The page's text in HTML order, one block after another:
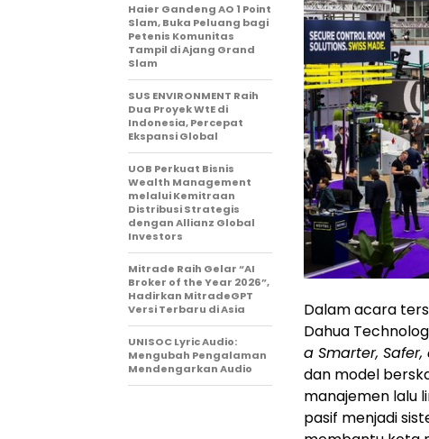
Dalam acara
Dahua
a Smarter,
dan model
manajemen lalu
pasif menjadi
Haier Gandeng AO 1 Point
Slam, Buka Peluang bagi
Petenis Komunitas
Tampil di Ajang Grand
Slam
SUS ENVIRONMENT Raih
Dua Proyek WtE di
Indonesia, Percepat
Ekspansi Global
UOB Perkuat Bisnis
Wealth Management
melalui Kemitraan
Distribusi Strategis
dengan Allianz Global
Investors
Mitrade Raih Gelar “AI
Broker of the Year 2026”,
Hadirkan MitradeGPT
Versi Terbaru di Asia
UNISOC Lyric Audio:
Mengubah Pengalaman
Mendengarkan Audio